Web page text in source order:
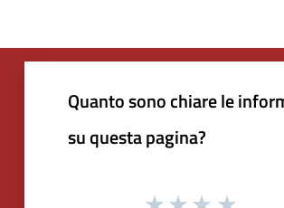
Quanto sono chiare le
su questa pagina?